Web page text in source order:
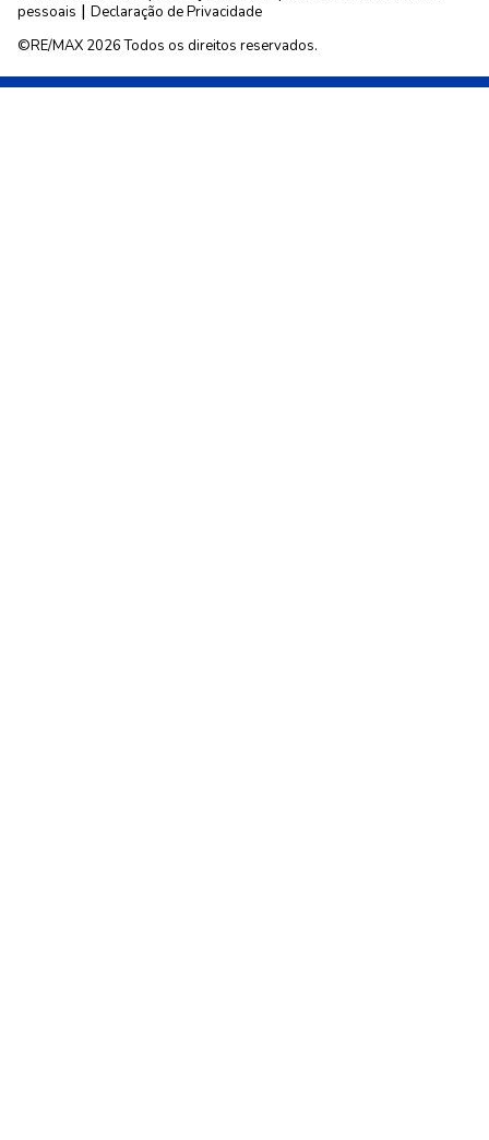
pessoais | Declaração de Privacidade
©RE/MAX 2026 Todos os direitos reservados.